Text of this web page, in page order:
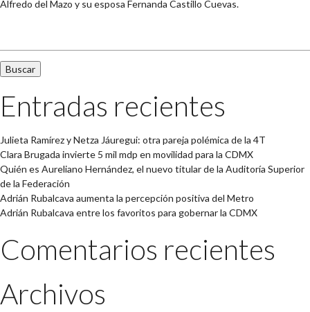
Alfredo del Mazo y su esposa Fernanda Castillo Cuevas.
Entradas recientes
Julieta Ramírez y Netza Jáuregui: otra pareja polémica de la 4T
Clara Brugada invierte 5 mil mdp en movilidad para la CDMX
Quién es Aureliano Hernández, el nuevo titular de la Auditoría Superior
de la Federación
Adrián Rubalcava aumenta la percepción positiva del Metro
Adrián Rubalcava entre los favoritos para gobernar la CDMX
Comentarios recientes
Archivos